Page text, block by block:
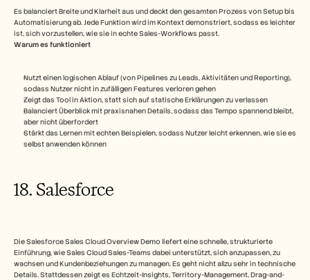
Es balanciert Breite und Klarheit aus und deckt den gesamten Prozess von Setup bis
Automatisierung ab. Jede Funktion wird im Kontext demonstriert, sodass es leichter
ist, sich vorzustellen, wie sie in echte Sales-Workflows passt.
Warum es funktioniert
Nutzt einen logischen Ablauf (von Pipelines zu Leads, Aktivitäten und Reporting),
sodass Nutzer nicht in zufälligen Features verloren gehen
Zeigt das Tool in Aktion, statt sich auf statische Erklärungen zu verlassen
Balanciert Überblick mit praxisnahen Details, sodass das Tempo spannend bleibt,
aber nicht überfordert
Stärkt das Lernen mit echten Beispielen, sodass Nutzer leicht erkennen, wie sie es
selbst anwenden können
18. Salesforce
Die Salesforce Sales Cloud Overview Demo liefert eine schnelle, strukturierte
Einführung, wie Sales Cloud Sales-Teams dabei unterstützt, sich anzupassen, zu
wachsen und Kundenbeziehungen zu managen. Es geht nicht allzu sehr in technische
Details. Stattdessen zeigt es Echtzeit-Insights, Territory-Management, Drag-and-